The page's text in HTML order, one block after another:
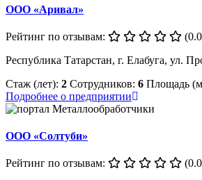
ООО «Аривал»
Рейтинг по отзывам:
Республика Татарстан, г. Елабуга, ул.
Стаж (лет): 2 Сотрудников: 6 Площадь
Подробнее о предприятии
ООО «Солтуби»
Рейтинг по отзывам: